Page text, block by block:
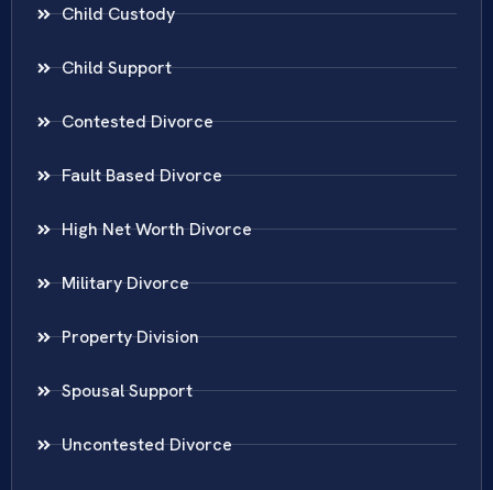
Child Custody
Child Support
Contested Divorce
Fault Based Divorce
High Net Worth Divorce
Military Divorce
Property Division
Spousal Support
Uncontested Divorce